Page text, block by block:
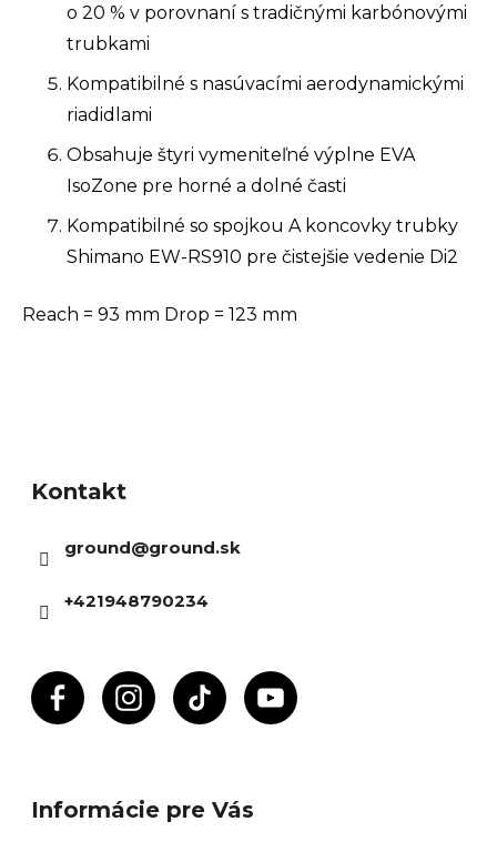
o 20 % v porovnaní s tradičnými karbónovými
trubkami
Kompatibilné s nasúvacími aerodynamickými
riadidlami
Obsahuje štyri vymeniteľné výplne EVA
IsoZone pre horné a dolné časti
Kompatibilné so spojkou A koncovky trubky
Shimano EW-RS910 pre čistejšie vedenie Di2
Reach = 93 mm Drop = 123 mm
Kontakt
ground@ground.sk
+421948790234
Informácie pre Vás